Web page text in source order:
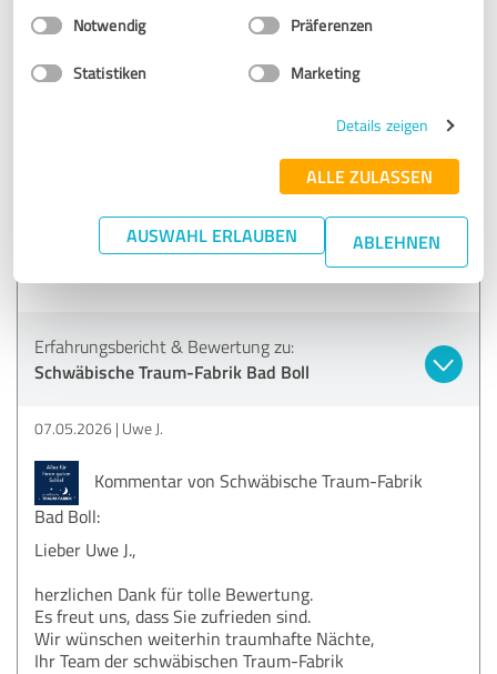
Impressum Datenschutzbestimmungen
Einwilligungsauswahl
Notwendig Präferenzen
Statistiken Marketing
Details zeigen
ALLE ZULASSEN
AUSWAHL ERLAUBEN ABLEHNEN
SEHR GUT
hinausgezögert habe, hat es mir die topp Beratung in
angenehmer Atmosphäre leicht gemacht, eine schnelle
Entscheidung zu treffen. Sehr kundenorientiert!
Beste Grüße
Erfahrungsbericht & Bewertung zu:
Schwäbische Traum-Fabrik Bad Boll
07.05.2026 Uwe J.
Kommentar von Schwäbische Traum-Fabrik
Bad Boll:
Lieber Uwe J.,
herzlichen Dank für tolle Bewertung.
Es freut uns, dass Sie zufrieden sind.
Wir wünschen weiterhin traumhafte Nächte,
Ihr Team der schwäbischen Traum-Fabrik